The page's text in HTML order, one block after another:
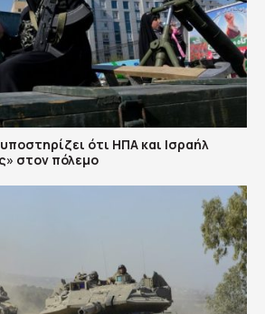
ότι ΗΠΑ και Ισραήλ
στον πόλεμο